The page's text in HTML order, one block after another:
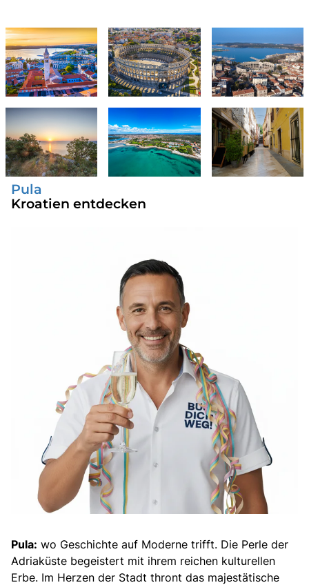
Pula
Kroatien entdecken
Pula: wo Geschichte auf Moderne trifft. Die Perle der
Adriaküste begeistert mit ihrem reichen kulturellen
Erbe. Im Herzen der Stadt thront das majestätische